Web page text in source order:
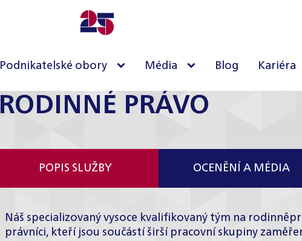
Podnikatelské obory Média Blog Kariéra
RODINNÉ PRÁVO
POPIS SLUŽBY OCENĚNÍ A MÉDIA
Náš specializovaný vysoce kvalifikovaný tým na
právníci, kteří jsou součástí širší pracovní skupiny